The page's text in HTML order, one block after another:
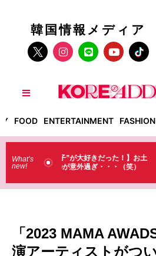
韓国情報メディア
FOOD ENTERTAINMENT FASHION
What’s
new!
！】お土
（笑）
【そんなものまで買っ
ラストで韓国人が買う
「2023 MAMA
演アーティストがつ